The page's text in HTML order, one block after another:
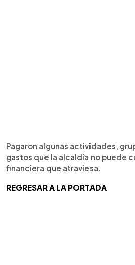
Pagaron algunas actividades,
gastos que la alcaldía no puede
financiera que atraviesa.
REGRESAR A LA PORTADA